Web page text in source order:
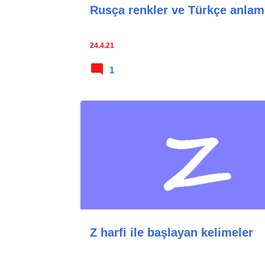
Rusça renkler ve Türkçe
24.4.21
1
Z harfi ile başlayan kelimeler